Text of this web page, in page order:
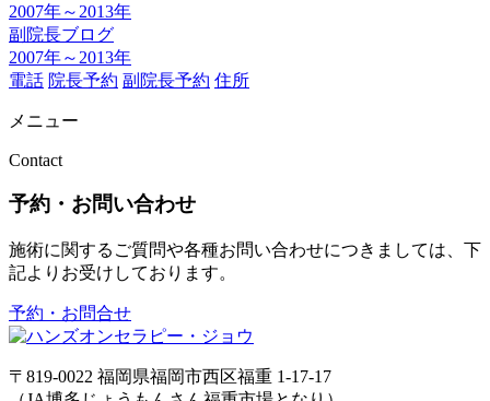
2007年～2013年
副院長ブログ
2007年～2013年
電話 院長予約 副院長予約 住所
メニュー
Contact
予約・お問い合わせ
施術に関するご質問や各種お問い合わせにつきましては、下
記よりお受けしております。
予約・お問合せ
〒819-0022 福岡県福岡市西区福重 1-17-17